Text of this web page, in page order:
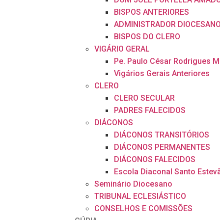
BISPOS ANTERIORES
ADMINISTRADOR DIOCESANO
BISPOS DO CLERO
VIGÁRIO GERAL
Pe. Paulo César Rodrigues
Vigários Gerais Anteriores
CLERO
CLERO SECULAR
PADRES FALECIDOS
DIÁCONOS
DIÁCONOS TRANSITÓRIOS
DIÁCONOS PERMANENTES
DIÁCONOS FALECIDOS
Escola Diaconal Santo
Seminário Diocesano
TRIBUNAL ECLESIÁSTICO
CONSELHOS E COMISSÕES